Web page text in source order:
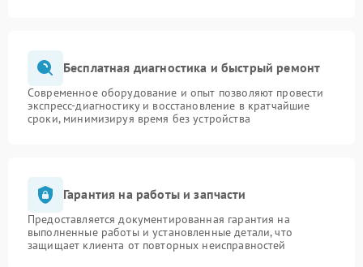
Бесплатная диагностика и быстрый ремонт
Современное оборудование и опыт позволяют провести
экспресс-диагностику и восстановление в кратчайшие
сроки, минимизируя время без устройства
Гарантия на работы и запчасти
Предоставляется документированная гарантия на
выполненные работы и установленные детали, что
защищает клиента от повторных неисправностей